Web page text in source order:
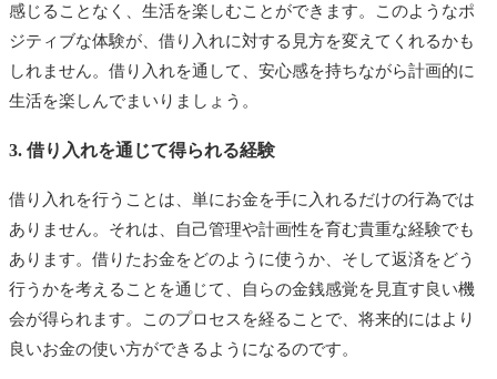
感じることなく、生活を楽しむことができます。このようなポ
ジティブな体験が、借り入れに対する見方を変えてくれるかも
しれません。借り入れを通して、安心感を持ちながら計画的に
生活を楽しんでまいりましょう。
3. 借り入れを通じて得られる経験
借り入れを行うことは、単にお金を手に入れるだけの行為では
ありません。それは、自己管理や計画性を育む貴重な経験でも
あります。借りたお金をどのように使うか、そして返済をどう
行うかを考えることを通じて、自らの金銭感覚を見直す良い機
会が得られます。このプロセスを経ることで、将来的にはより
良いお金の使い方ができるようになるのです。